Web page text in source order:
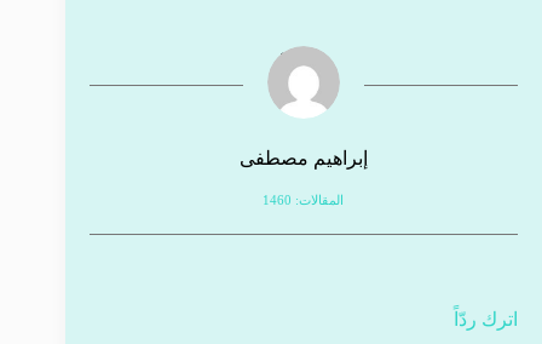
إبراهيم مصطفى
المقالات: 1460
اترك ردّاً